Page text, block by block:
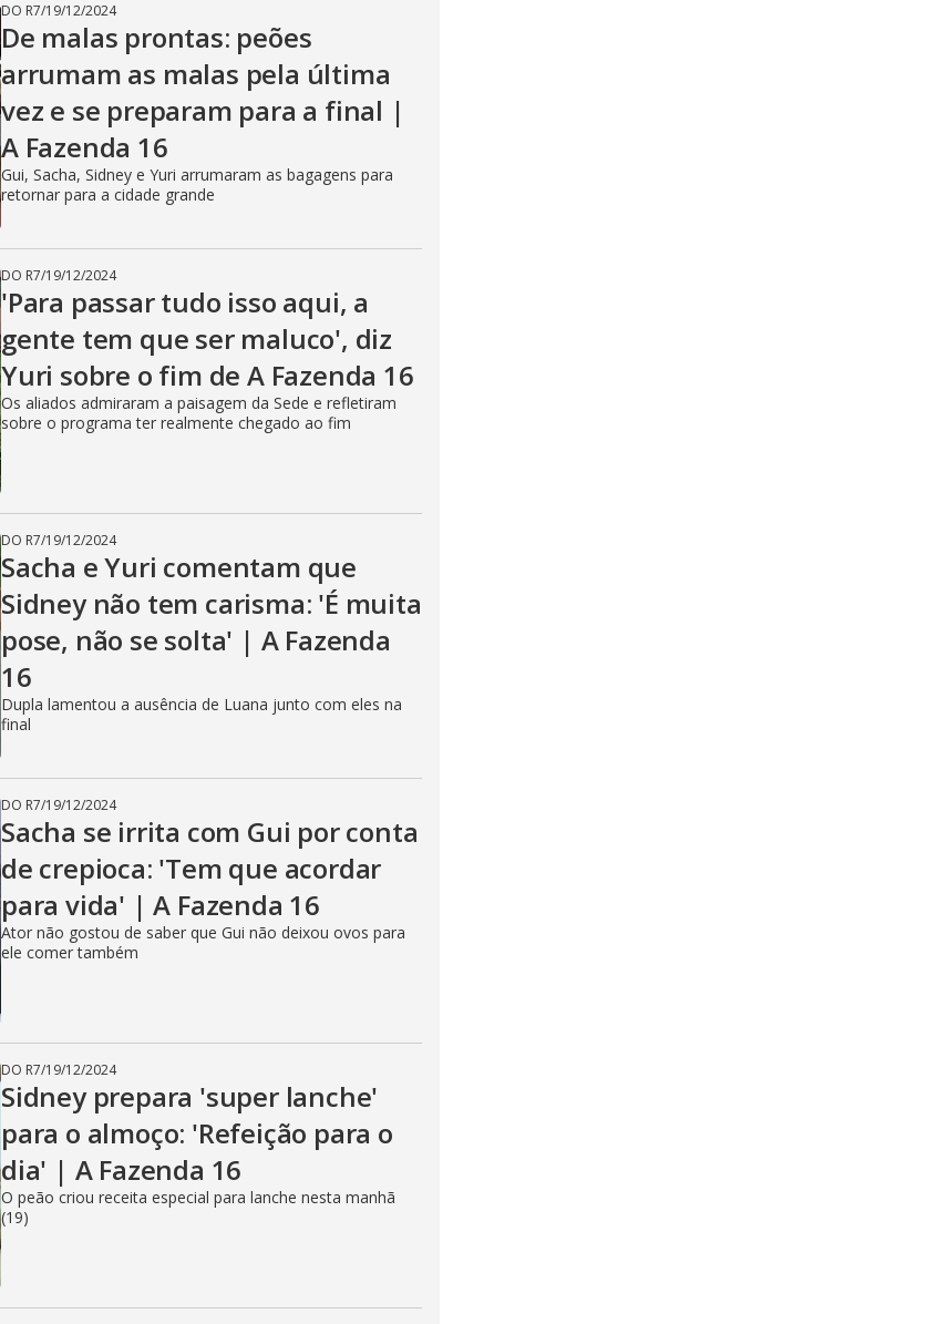
DO R7/19/12/2024
De malas prontas: peões
arrumam as malas pela última
vez e se preparam para a final |
A Fazenda 16
Gui, Sacha, Sidney e Yuri arrumaram as bagagens para
retornar para a cidade grande
DO R7/19/12/2024
'Para passar tudo isso aqui, a
gente tem que ser maluco', diz
Yuri sobre o fim de A Fazenda 16
Os aliados admiraram a paisagem da Sede e refletiram
sobre o programa ter realmente chegado ao fim
DO R7/19/12/2024
Sacha e Yuri comentam que
Sidney não tem carisma: 'É muita
pose, não se solta' | A Fazenda
16
Dupla lamentou a ausência de Luana junto com eles na
final
DO R7/19/12/2024
Sacha se irrita com Gui por conta
de crepioca: 'Tem que acordar
para vida' | A Fazenda 16
Ator não gostou de saber que Gui não deixou ovos para
ele comer também
DO R7/19/12/2024
Sidney prepara 'super lanche'
para o almoço: 'Refeição para o
dia' | A Fazenda 16
O peão criou receita especial para lanche nesta manhã
(19)